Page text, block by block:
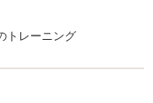
トレーニング